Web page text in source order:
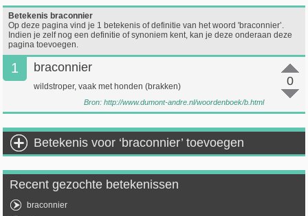
Betekenis braconnier
Op deze pagina vind je 1 betekenis of definitie van het woord 'braconnier’.
Indien je zelf nog een definitie of synoniem kent, kan je deze onderaan deze
pagina toevoegen.
1
0
braconnier
wildstroper, vaak met honden (brakken)
Bron: http://www.dumont-andre.nl/woordenboek/b.html
Betekenis voor ‘braconnier’ toevoegen
Recent gezochte betekenissen
braconnier